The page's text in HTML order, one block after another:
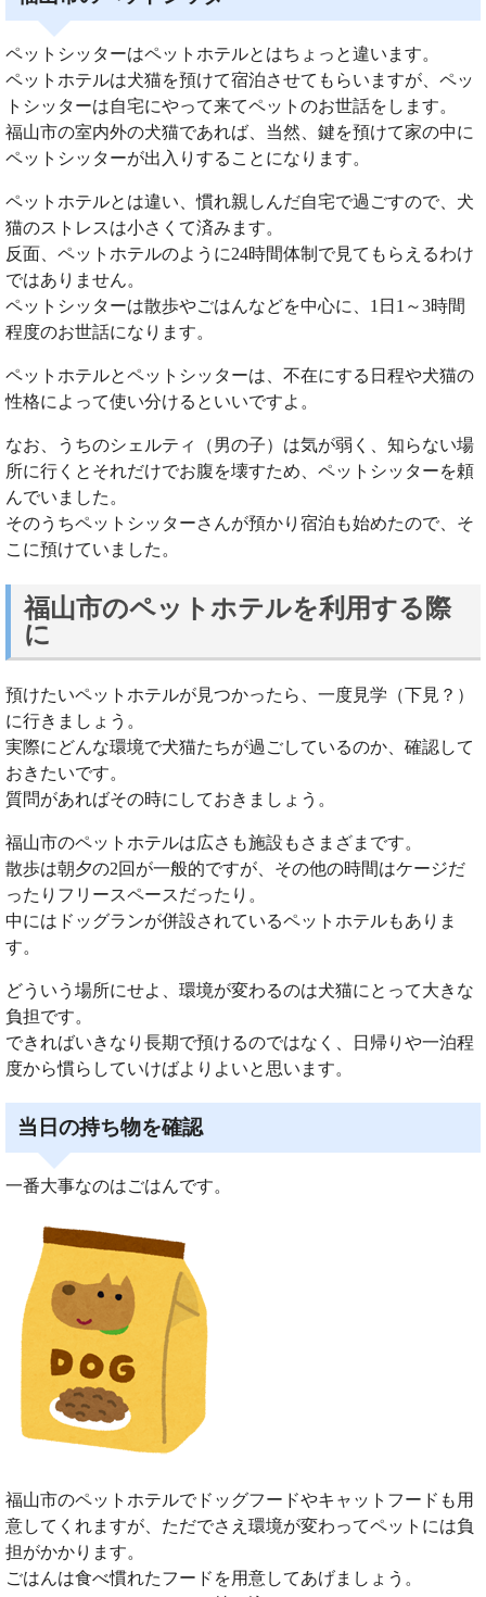
ペットシッターはペットホテルとはちょっと違います。
ペットホテルは犬猫を預けて宿泊させてもらいますが、ペッ
トシッターは自宅にやって来てペットのお世話をします。
福山市の室内外の犬猫であれば、当然、鍵を預けて家の中に
ペットシッターが出入りすることになります。
ペットホテルとは違い、慣れ親しんだ自宅で過ごすので、犬
猫のストレスは小さくて済みます。
反面、ペットホテルのように24時間体制で見てもらえるわけ
ではありません。
ペットシッターは散歩やごはんなどを中心に、1日1～3時間
程度のお世話になります。
ペットホテルとペットシッターは、不在にする日程や犬猫の
性格によって使い分けるといいですよ。
なお、うちのシェルティ（男の子）は気が弱く、知らない場
所に行くとそれだけでお腹を壊すため、ペットシッターを頼
んでいました。
そのうちペットシッターさんが預かり宿泊も始めたので、そ
こに預けていました。
福山市のペットホテルを利用する際
に
預けたいペットホテルが見つかったら、一度見学（下見？）
に行きましょう。
実際にどんな環境で犬猫たちが過ごしているのか、確認して
おきたいです。
質問があればその時にしておきましょう。
福山市のペットホテルは広さも施設もさまざまです。
散歩は朝夕の2回が一般的ですが、その他の時間はケージだ
ったりフリースペースだったり。
中にはドッグランが併設されているペットホテルもありま
す。
どういう場所にせよ、環境が変わるのは犬猫にとって大きな
負担です。
できればいきなり長期で預けるのではなく、日帰りや一泊程
度から慣らしていけばよりよいと思います。
当日の持ち物を確認
一番大事なのはごはんです。
福山市のペットホテルでドッグフードやキャットフードも用
意してくれますが、ただでさえ環境が変わってペットには負
担がかかります。
ごはんは食べ慣れたフードを用意してあげましょう。